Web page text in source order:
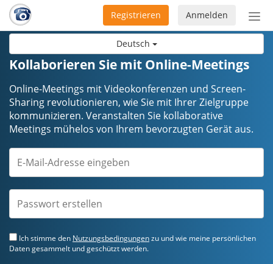
Deutsch
Anmelden
Registrieren
Kollaborieren Sie mit Online-Meetings
Online-Meetings mit Videokonferenzen und Screen-
Sharing revolutionieren, wie Sie mit Ihrer Zielgruppe
kommunizieren. Veranstalten Sie kollaborative
Meetings mühelos von Ihrem bevorzugten Gerät aus.
Ich stimme den Nutzungsbedingungenzu und wie meine persönlichen
Daten gesammelt und geschützt werden.